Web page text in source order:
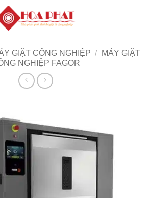
GIẶT CÔNG NGHIỆP /
MÁY GIẶT
NGHIỆP FAGOR